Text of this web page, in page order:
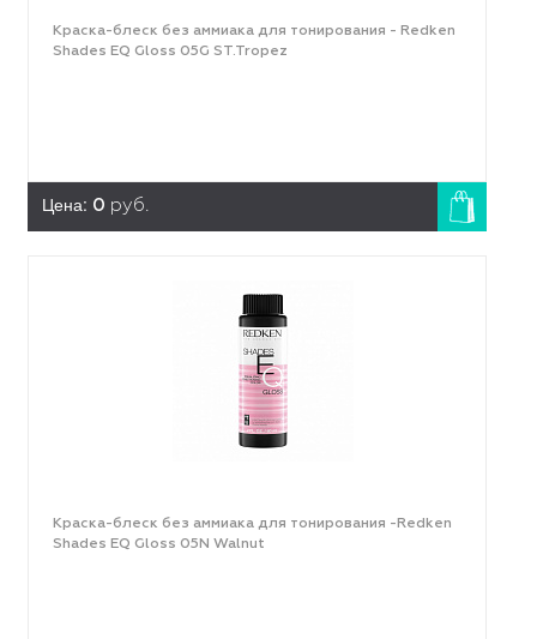
Краска-блеск без аммиака для тонирования - Redken
Shades EQ Gloss 05G ST.Tropez
Цена: 0 руб.
Краска-блеск без аммиака для тонирования -Redken
Shades EQ Gloss 05N Walnut